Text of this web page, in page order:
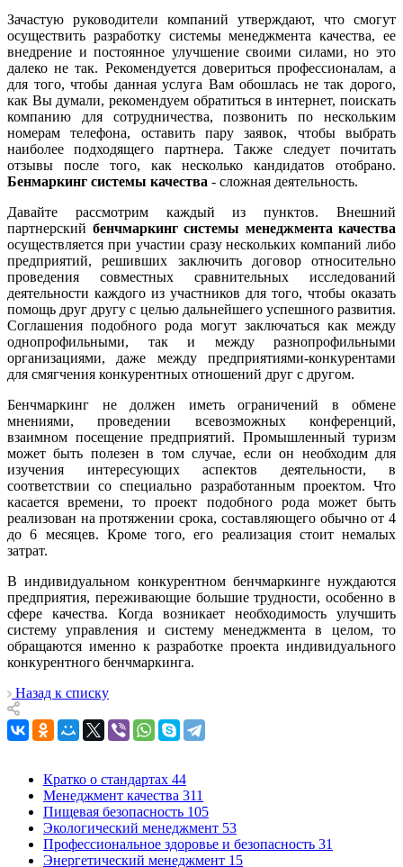
Зачастую руководители компаний утверждают, что смогут
осуществить разработку системы менеджмента качества, ее
внедрение и постоянное улучшение своими силами, но это
далеко не так. Рекомендуется довериться профессионалам, а
для того, чтобы данная услуга Вам обошлась не так дорого,
как Вы думали, рекомендуем обратиться в интернет, поискать
компанию для сотрудничества, позвонить по нескольким
номерам телефона, оставить пару заявок, чтобы выбрать
наиболее подходящего партнера. Также следует почитать
отзывы после того, как несколько кандидатов отобрано.
Бенмаркинг системы качества - сложная деятельность.
Давайте рассмотрим каждый из пунктов. Внешний
партнерский бенчмаркинг системы менеджмента качества
осуществляется при участии сразу нескольких компаний либо
предприятий, решивших заключить договор относительно
проведения совместных сравнительных исследований
деятельности каждого из участников для того, чтобы оказать
помощь друг другу с целью дальнейшего успешного развития.
Соглашения подобного рода могут заключаться как между
однопрофильными, так и между разнопрофильными
организациями, даже между предприятиями-конкурентами
для смягчения конкурентных отношений друг с другом.
Бенчмаркинг не должен иметь ограничений в обмене
мнениями, проведении всевозможных конференций,
взаимном посещение предприятий. Промышленный туризм
может быть полезен в том случае, если он необходим для
изучения интересующих аспектов деятельности, в
соответствии со специально разработанным проектом. Что
касается времени, то проект подобного рода может быть
реализован на протяжении срока, составляющего обычно от 4
до 6 месяцев. Кроме того, его реализация стоит немалых
затрат.
В индивидуальном конкурентном бенчмаркинге нуждаются
предприятия, переживающие большие трудности, особенно в
сфере качества. Когда возникает необходимость улучшить
систему управления и систему менеджмента в целом, то
обращаются именно к разработке проекта индивидуального
конкурентного бенчмаркинга.
Назад к списку
Кратко о стандартах 44
Менеджмент качества 311
Пищевая безопасность 105
Экологический менеджмент 53
Профессиональное здоровье и безопасность 31
Энергетический менеджмент 15